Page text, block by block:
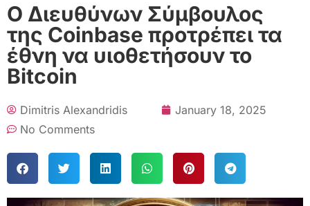
Ο Διευθύνων Σύμβουλος
της Coinbase προτρέπει τα
έθνη να υιοθετήσουν το
Bitcoin
Dimitris Alexandridis
January 18, 2025
No Comments